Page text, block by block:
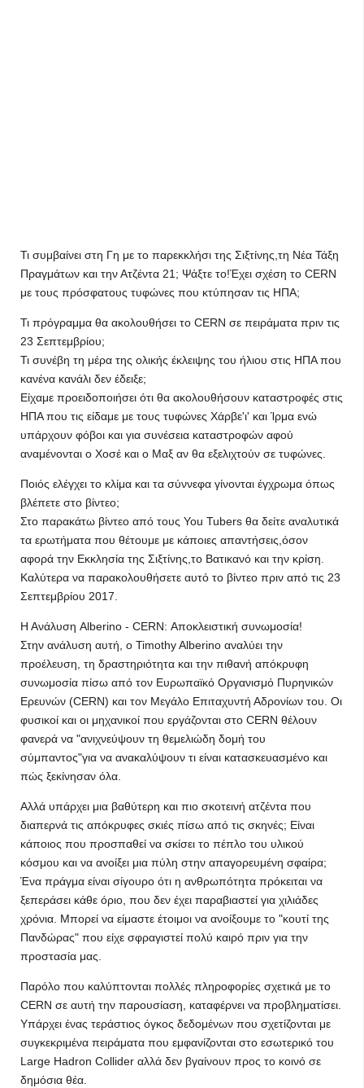
Τι συμβαίνει στη Γη με το παρεκκλήσι της Σιξτίνης,τη Νέα Τάξη
Πραγμάτων και την Ατζέντα 21; Ψάξτε το!Έχει σχέση το CERN
με τους πρόσφατους τυφώνες που κτύπησαν τις ΗΠΑ;
Τι πρόγραμμα θα ακολουθήσει το CERN σε πειράματα πριν τις
23 Σεπτεμβρίου;
Τι συνέβη τη μέρα της ολικής έκλειψης του ήλιου στις ΗΠΑ που
κανένα κανάλι δεν έδειξε;
Είχαμε προειδοποιήσει ότι θα ακολουθήσουν καταστροφές στις
ΗΠΑ που τις είδαμε με τους τυφώνες Χάρβε'ι' και Ίρμα ενώ
υπάρχουν φόβοι και για συνέσεια καταστροφών αφού
αναμένονται ο Χοσέ και ο Μαξ αν θα εξελιχτούν σε τυφώνες.
Ποιός ελέγχει το κλίμα και τα σύννεφα γίνονται έγχρωμα όπως
βλέπετε στο βίντεο;
Στο παρακάτω βίντεο από τους You Tubers θα δείτε αναλυτικά
τα ερωτήματα που θέτουμε με κάποιες απαντήσεις,όσον
αφορά την Εκκλησία της Σιξτίνης,το Βατικανό και την κρίση.
Καλύτερα να παρακολουθήσετε αυτό το βίντεο πριν από τις 23
Σεπτεμβρίου 2017.
Η Ανάλυση Alberino - CERN: Αποκλειστική συνωμοσία!
Στην ανάλυση αυτή, ο Timothy Alberino αναλύει την
προέλευση, τη δραστηριότητα και την πιθανή απόκρυφη
συνωμοσία πίσω από τον Ευρωπαϊκό Οργανισμό Πυρηνικών
Ερευνών (CERN) και τον Μεγάλο Επιταχυντή Αδρονίων του. Οι
φυσικοί και οι μηχανικοί που εργάζονται στο CERN θέλουν
φανερά να "ανιχνεύψουν τη θεμελιώδη δομή του
σύμπαντος"για να ανακαλύψουν τι είναι κατασκευασμένο και
πώς ξεκίνησαν όλα.
Αλλά υπάρχει μια βαθύτερη και πιο σκοτεινή ατζέντα που
διαπερνά τις απόκρυφες σκιές πίσω από τις σκηνές; Είναι
κάποιος που προσπαθεί να σκίσει το πέπλο του υλικού
κόσμου και να ανοίξει μια πύλη στην απαγορευμένη σφαίρα;
Ένα πράγμα είναι σίγουρο ότι η ανθρωπότητα πρόκειται να
ξεπεράσει κάθε όριο, που δεν έχει παραβιαστεί για χιλιάδες
χρόνια. Μπορεί να είμαστε έτοιμοι να ανοίξουμε το "κουτί της
Πανδώρας" που είχε σφραγιστεί πολύ καιρό πριν για την
προστασία μας.
Παρόλο που καλύπτονται πολλές πληροφορίες σχετικά με το
CERN σε αυτή την παρουσίαση, καταφέρνει να προβληματίσει.
Υπάρχει ένας τεράστιος όγκος δεδομένων που σχετίζονται με
συγκεκριμένα πειράματα που εμφανίζονται στο εσωτερικό του
Large Hadron Collider αλλά δεν βγαίνουν προς το κοινό σε
δημόσια θέα.